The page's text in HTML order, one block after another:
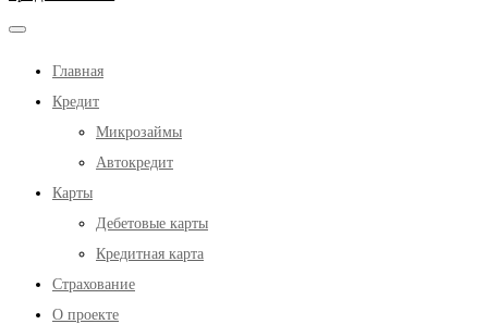
Главная
Кредит
Микрозаймы
Автокредит
Карты
Дебетовые карты
Кредитная карта
Страхование
О проекте